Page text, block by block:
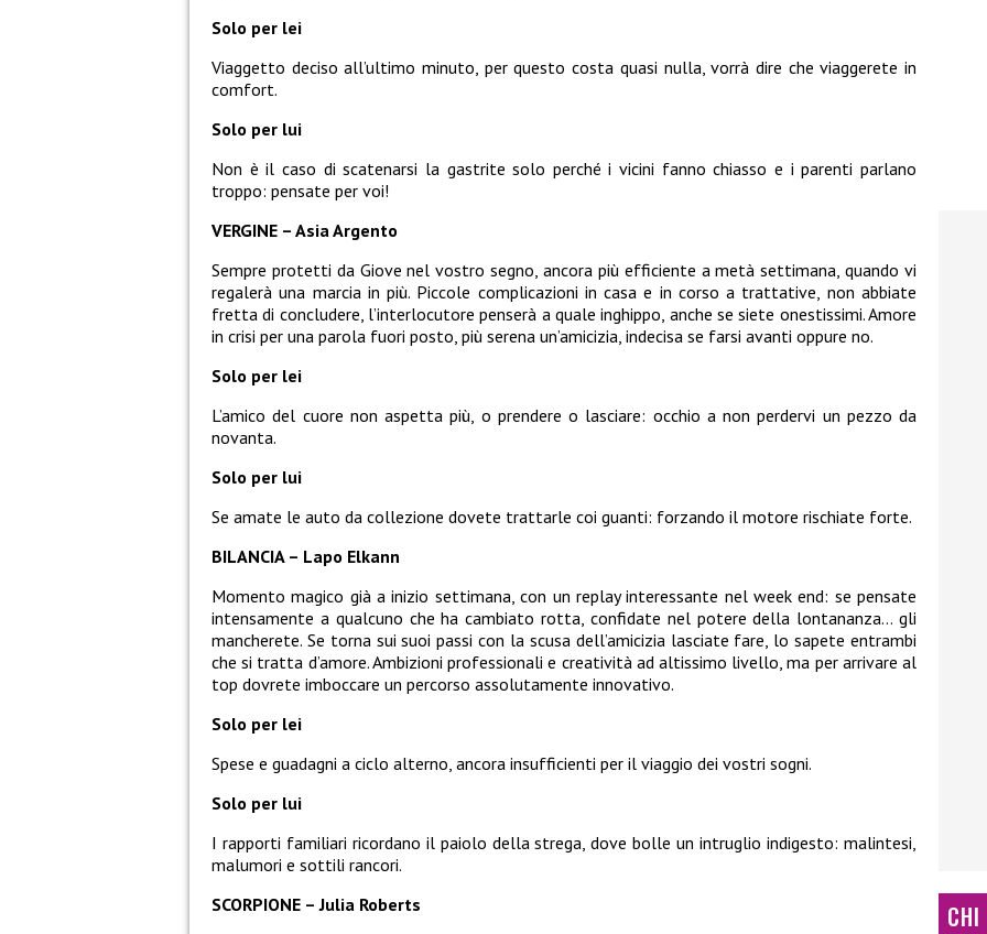
Solo per lei
Viaggetto deciso all’ultimo minuto, per questo costa quasi nulla, vorrà dire che viaggerete in
comfort.
Solo per lui
Non è il caso di scatenarsi la gastrite solo perché i vicini fanno chiasso e i parenti parlano
troppo: pensate per voi!
VERGINE – Asia Argento
Sempre protetti da Giove nel vostro segno, ancora più efficiente a metà settimana, quando vi
regalerà una marcia in più. Piccole complicazioni in casa e in corso a trattative, non abbiate
fretta di concludere, l’interlocutore penserà a quale inghippo, anche se siete onestissimi. Amore
in crisi per una parola fuori posto, più serena un’amicizia, indecisa se farsi avanti oppure no.
Solo per lei
L’amico del cuore non aspetta più, o prendere o lasciare: occhio a non perdervi un pezzo da
novanta.
Solo per lui
Se amate le auto da collezione dovete trattarle coi guanti: forzando il motore rischiate forte.
BILANCIA – Lapo Elkann
Momento magico già a inizio settimana, con un replay interessante nel week end: se pensate
intensamente a qualcuno che ha cambiato rotta, confidate nel potere della lontananza… gli
mancherete. Se torna sui suoi passi con la scusa dell’amicizia lasciate fare, lo sapete entrambi
che si tratta d’amore. Ambizioni professionali e creatività ad altissimo livello, ma per arrivare al
top dovrete imboccare un percorso assolutamente innovativo.
Solo per lei
Spese e guadagni a ciclo alterno, ancora insufficienti per il viaggio dei vostri sogni.
Solo per lui
I rapporti familiari ricordano il paiolo della strega, dove bolle un intruglio indigesto: malintesi,
malumori e sottili rancori.
SCORPIONE – Julia Roberts
CHI